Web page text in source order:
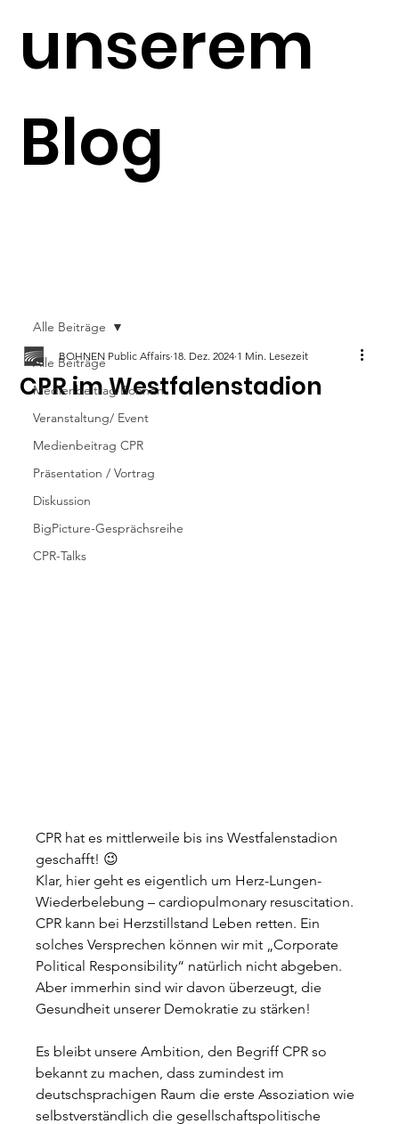
unserem
Blog
Alle Beiträge
Medienbeitrag Bohnen
Veranstaltung/ Event
Medienbeitrag CPR
Präsentation / Vortrag
Diskussion
BigPicture-Gesprächsreihe
CPR-Talks
Alle Beiträge
CPR im Westfalenstadion
BOHNEN Public Affairs 18. Dez. 2024 1 Min. Lesezeit
CPR hat es mittlerweile bis ins Westfalenstadion
geschafft! 😉
Klar, hier geht es eigentlich um Herz-Lungen-
Wiederbelebung – cardiopulmonary resuscitation.
CPR kann bei Herzstillstand Leben retten. Ein
solches Versprechen können wir mit „Corporate
Political Responsibility“ natürlich nicht abgeben.
Aber immerhin sind wir davon überzeugt, die
Gesundheit unserer Demokratie zu stärken!
Es bleibt unsere Ambition, den Begriff CPR so
bekannt zu machen, dass zumindest im
deutschsprachigen Raum die erste Assoziation wie
selbstverständlich die gesellschaftspolitische